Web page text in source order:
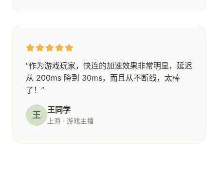
“作为游戏玩家，快连的加速效果非常明显，延迟
从 200ms 降到 30ms，而且从不断线，太棒
了！”
王 王同学
上海 · 游戏主播